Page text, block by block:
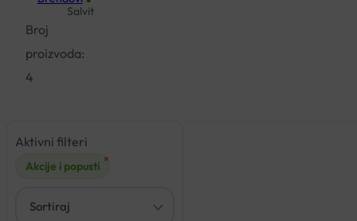
Salvit
Broj
proizvoda:
4
Aktivni filteri
Akcije i popusti
×
- 20%